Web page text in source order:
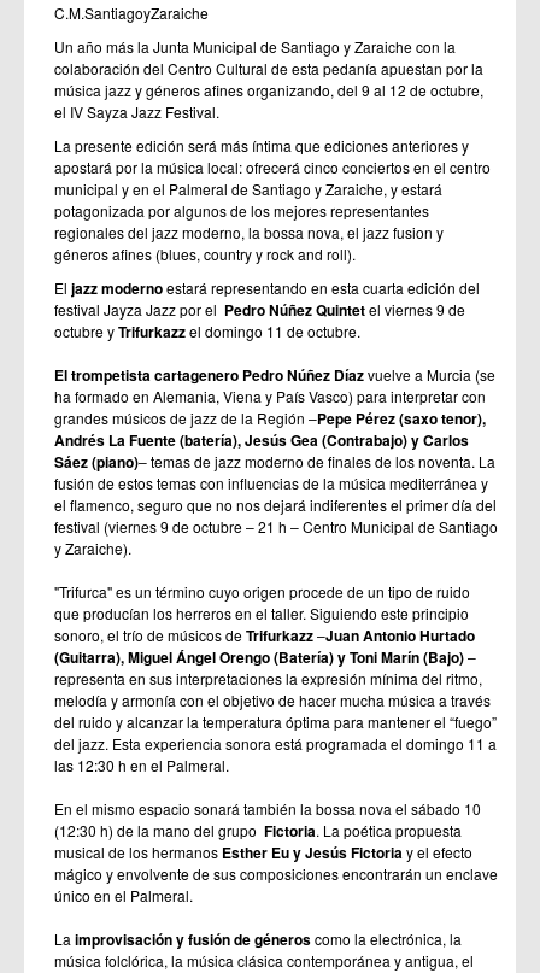
C.M.SantiagoyZaraiche
Un año más la Junta Municipal de Santiago y Zaraiche con la
colaboración del Centro Cultural de esta pedanía apuestan por la
música jazz y géneros afines organizando, del 9 al 12 de octubre,
el IV Sayza Jazz Festival.
La presente edición será más íntima que ediciones anteriores y
apostará por la música local: ofrecerá cinco conciertos en el centro
municipal y en el Palmeral de Santiago y Zaraiche, y estará
potagonizada por algunos de los mejores representantes
regionales del jazz moderno, la bossa nova, el jazz fusion y
géneros afines (blues, country y rock and roll).
El jazz modernoestará representando en esta cuarta edición del
festival Jayza Jazz por el PedroNúñez Quintetel viernes 9 de
octubre yTrifurkazzel domingo 11 de octubre.
El trompetista cartagenero Pedro Núñez Díazvuelve a Murcia (se
ha formado en Alemania, Viena y País Vasco) para interpretar con
grandes músicos de jazz de la Región –Pepe Pérez (saxo tenor),
Andrés La Fuente (batería), Jesús Gea (Contrabajo) y Carlos
Sáez (piano)– temas de jazz moderno de finales de los noventa. La
fusión de estos temas con influencias de la música mediterránea y
el flamenco, seguro que no nos dejará indiferentes el primer día del
festival (viernes 9 de octubre – 21 h – Centro Municipal de Santiago
y Zaraiche).
"Trifurca" es un término cuyo origen procede de un tipo de ruido
que producían los herreros en el taller. Siguiendo este principio
sonoro, el trío de músicos deTrifurkazz–Juan Antonio Hurtado
(Guitarra), Miguel Ángel Orengo (Batería) y Toni Marín (Bajo)–
representa en sus interpretaciones la expresión mínima del ritmo,
melodía y armonía con el objetivo de hacer mucha música a través
del ruido y alcanzar la temperatura óptima para mantener el “fuego”
del jazz. Esta experiencia sonora está programada el domingo 11 a
las 12:30 h en el Palmeral.
En el mismo espacio sonará también la bossa nova el sábado 10
(12:30 h) de la mano del grupo Fictoria. La poética propuesta
musical de los hermanos Esther Eu y Jesús Fictoria y el efecto
mágico y envolvente de sus composiciones encontrarán un enclave
único en el Palmeral.
La improvisación y fusión de géneroscomo la electrónica, la
música folclórica, la música clásica contemporánea y antigua, el